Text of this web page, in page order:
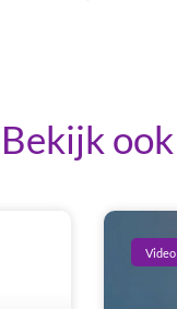
Bekijk ook
Video